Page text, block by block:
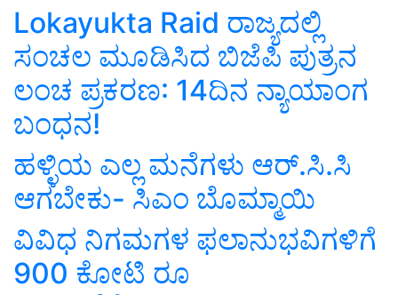
Lokayukta Raid ರಾಜ್ಯದಲ್ಲಿ
ಸಂಚಲ ಮೂಡಿಸಿದ ಬಿಜೆಪಿ ಪುತ್ರನ
ಲಂಚ ಪ್ರಕರಣ: 14ದಿನ ನ್ಯಾಯಾಂಗ
ಬಂಧನ!
ಹಳ್ಳಿಯ ಎಲ್ಲ ಮನೆಗಳು ಆರ್.ಸಿ.ಸಿ
ಆಗಬೇಕು- ಸಿಎಂ ಬೊಮ್ಮಾಯಿ
ವಿವಿಧ ನಿಗಮಗಳ ಫಲಾನುಭವಿಗಳಿಗೆ
900 ಕೋಟಿ ರೂ